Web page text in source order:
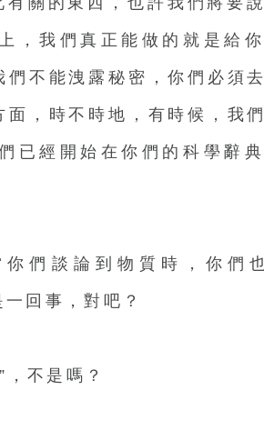
，我們真正能做的就是給
不能洩露秘密，你們必須
，時不時地，有時候，我
已經開始在你們的科學辭
們談論到物質時，你們
回事，對吧？
不是嗎？